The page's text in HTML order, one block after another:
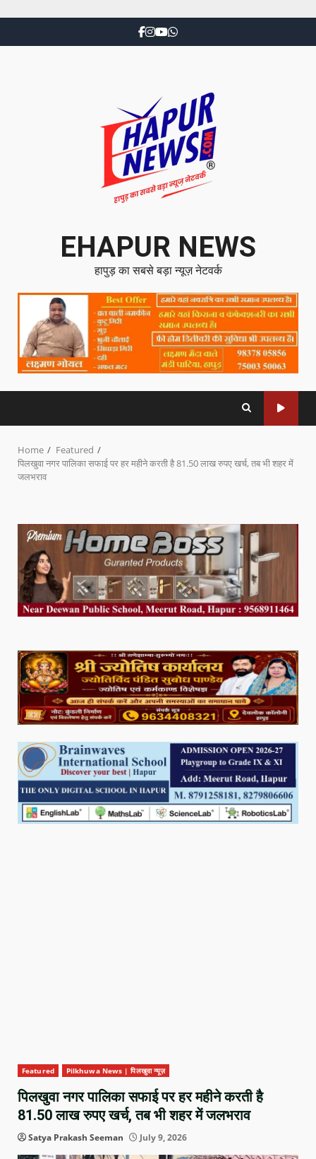
EHAPUR NEWS
हापुड़ का सबसे बड़ा न्यूज़ नेटवर्क
Home
Featured
पिलखुवा नगर पालिका सफाई पर हर महीने करती है 81.50 लाख रुपए खर्च, तब भी शहर में
जलभराव
Featured Pilkhuwa News | पिलखुवा न्यूज़
पिलखुवा नगर पालिका सफाई पर हर महीने करती है
81.50 लाख रुपए खर्च, तब भी शहर में जलभराव
Satya Prakash Seeman July 9, 2026